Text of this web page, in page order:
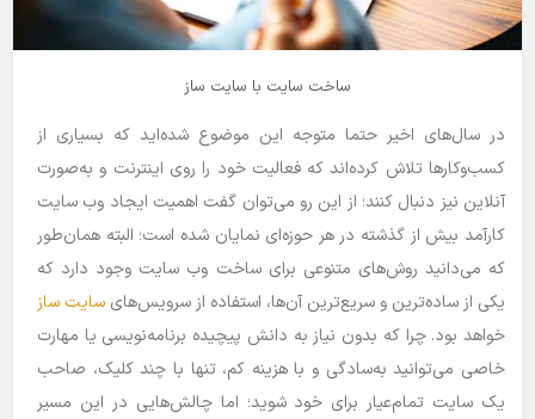
ساخت سایت با سایت ساز
در سال‌های اخیر حتما متوجه این موضوع شده‌اید که بسیاری از
کسب‌و‌کار‌ها تلاش کرده‌اند که فعالیت خود را روی اینترنت و به‌صورت
آنلاین نیز دنبال کنند؛ از این رو می‌توان گفت اهمیت ایجاد وب سایت
کارآمد بیش از گذشته در هر حوزه‌ای نمایان شده است؛ البته همان‌طور
که می‌دانید روش‌های متنوعی برای ساخت وب سایت وجود دارد که
یکی از ساده‌ترین و سریع‌ترین آن‌ها، استفاده از سرویس‌های سایت ساز
خواهد بود. چرا که بدون نیاز به دانش پیچیده برنامه‌نویسی یا مهارت
خاصی می‌توانید به‌سادگی و با هزینه کم، تنها با چند کلیک، صاحب
یک سایت تمام‌عیار برای خود شوید؛ اما چالش‌هایی در این مسیر